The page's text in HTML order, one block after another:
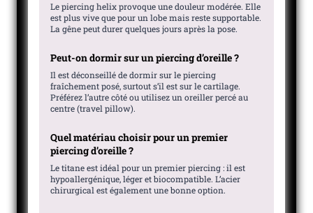
Le piercing helix provoque une douleur modérée. Elle
est plus vive que pour un lobe mais reste supportable.
La gêne peut durer quelques jours après la pose.
Peut-on dormir sur un piercing d’oreille ?
Il est déconseillé de dormir sur le piercing
fraîchement posé, surtout s’il est sur le cartilage.
Préférez l’autre côté ou utilisez un oreiller percé au
centre (travel pillow).
Quel matériau choisir pour un premier
piercing d’oreille ?
Le titane est idéal pour un premier piercing : il est
hypoallergénique, léger et biocompatible. L’acier
chirurgical est également une bonne option.